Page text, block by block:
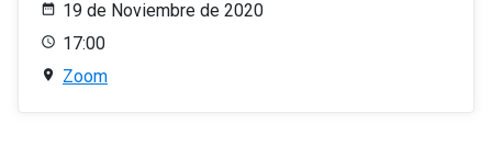
19 de Noviembre de 2020
17:00
Zoom